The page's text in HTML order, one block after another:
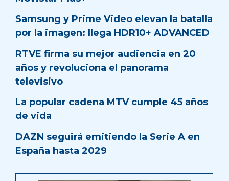
Samsung y Prime Video elevan la batalla
por la imagen: llega HDR10+ ADVANCED
RTVE firma su mejor audiencia en 20
años y revoluciona el panorama
televisivo
La popular cadena MTV cumple 45 años
de vida
DAZN seguirá emitiendo la Serie A en
España hasta 2029